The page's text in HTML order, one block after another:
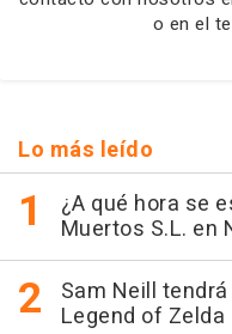
o en el
Lo más leído
¿A qué hora se
Muertos S.L. en
Sam Neill
Legend of Zelda